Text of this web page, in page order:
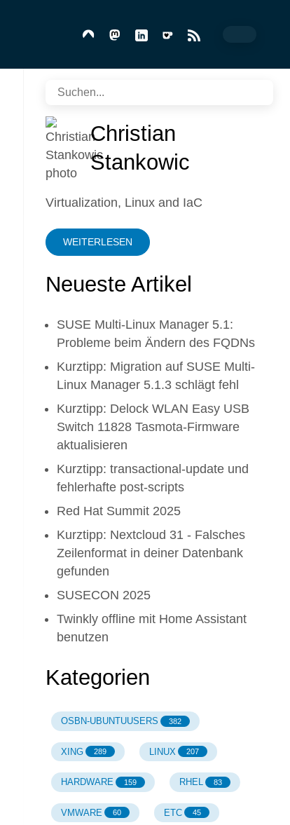
Christian
Stankowic
Virtualization, Linux and IaC
WEITERLESEN
Neueste Artikel
SUSE Multi-Linux Manager 5.1:
Probleme beim Ändern des FQDNs
Kurztipp: Migration auf SUSE Multi-
Linux Manager 5.1.3 schlägt fehl
Kurztipp: Delock WLAN Easy USB
Switch 11828 Tasmota-Firmware
aktualisieren
Kurztipp: transactional-update und
fehlerhafte post-scripts
Red Hat Summit 2025
Kurztipp: Nextcloud 31 - Falsches
Zeilenformat in deiner Datenbank
gefunden
SUSECON 2025
Twinkly offline mit Home Assistant
benutzen
Kategorien
OSBN-UBUNTUUSERS 382
XING 289 LINUX 207
HARDWARE 159 RHEL 83
VMWARE 60 ETC 45